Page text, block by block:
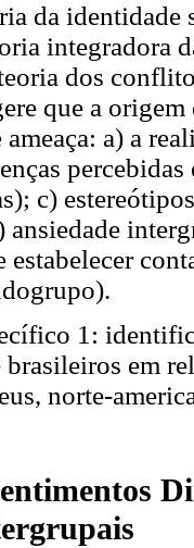
da identidade
integradora
dos
que a
a) a
c)
ansiedade
1:
em
norte-